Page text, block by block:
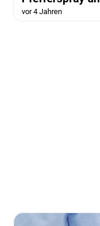
vor 4 Jahren